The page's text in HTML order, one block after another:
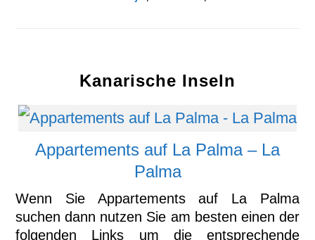
Kanarische Inseln
Appartements auf La Palma – La
Palma
Wenn Sie Appartements auf La Palma
suchen dann nutzen Sie am besten einen der
folgenden Links um die entsprechende